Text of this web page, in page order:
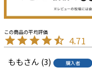
4.71
もも 3 購入者